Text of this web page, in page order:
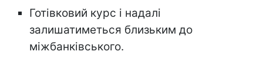
Готівковий курс і надалі
залишатиметься близьким до
міжбанківського.